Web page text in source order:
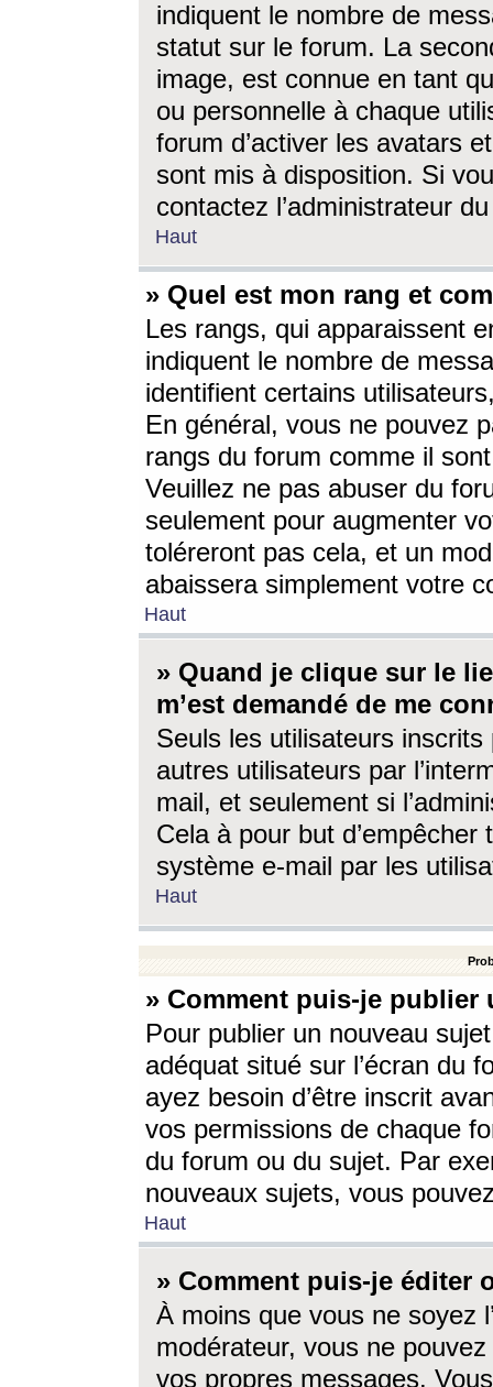
indiquent le nombre de
statut sur le forum. La
image, est connue en tant
ou personnelle à chaque
forum d’activer les avatars
sont mis à disposition. Si
contactez l’administrateur
Haut
» Quel est mon rang et
Les rangs, qui apparaissent
indiquent le nombre de
identifient certains
En général, vous ne pouvez
rangs du forum comme il
Veuillez ne pas abuser du
seulement pour augmenter
toléreront pas cela, et un
abaissera simplement votre
Haut
» Quand je clique sur le
m’est demandé de me
Seuls les utilisateurs
autres utilisateurs par
mail, et seulement si
Cela à pour but
système e-mail par les
Haut
» Comment puis-je
Pour publier un nouveau
adéquat situé sur l’écran du
ayez besoin d’être inscrit
vos permissions de chaque
du forum ou du sujet. Par
nouveaux sujets, vous
Haut
» Comment puis-je éditer
À moins que vous ne soyez
modérateur, vous ne
vos propres messages.